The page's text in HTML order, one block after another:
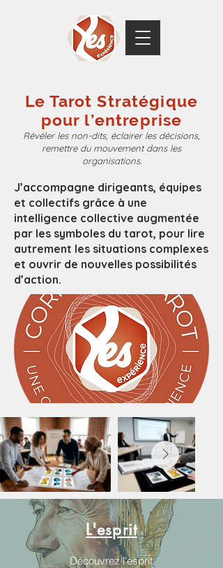
Le Tarot Stratégique
pour l’entreprise
Révéler les non-dits, éclairer les décisions,
remettre du mouvement dans les
organisations.
J’accompagne dirigeants, équipes
et collectifs grâce à une
intelligence collective augmentée
par les symboles du tarot, pour lire
autrement les situations complexes
et ouvrir de nouvelles possibilités
d’action.
L'esprit
Découvrez l'esprit